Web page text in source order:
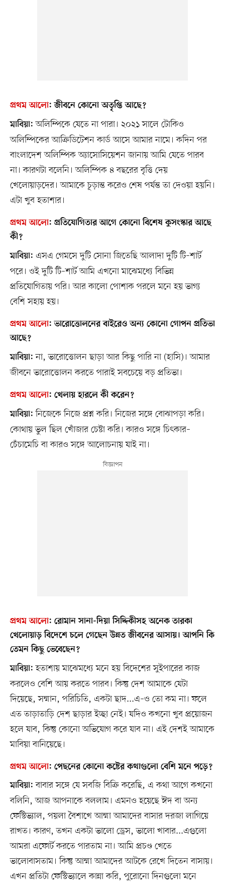
প্রথম আলো:জীবনে কোনো অতৃপ্তি আছে?
মাবিয়া: অলিম্পিকে যেতে না পারা। ২০২১ সালে টোকিও
অলিম্পিকের আক্রিডিটেশন কার্ড আসে আমার নামে। কদিন পর
বাংলাদেশ অলিম্পিক অ্যাসোসিয়েশন জানায় আমি যেতে পারব
না। কারণটা বলেনি। অলিম্পিক ৪ বছরের বৃত্তি দেয়
খেলোয়াড়দের। আমাকে চূড়ান্ত করেও শেষ পর্যন্ত তা দেওয়া হয়নি।
এটা খুব হতাশার।
প্রথম আলো: প্রতিযোগিতার আগে কোনো বিশেষ কুসংস্কার আছে
কী?
মাবিয়া: এসএ গেমসে দুটি সোনা জিতেছি আলাদা দুটি টি–শার্ট
পরে। ওই দুটি টি–শার্ট আমি এখনো মাঝেমধ্যে বিভিন্ন
প্রতিযোগিতায় পরি। আর কালো পোশাক পরলে মনে হয় ভাগ্য
বেশি সহায় হয়।
প্রথম আলো:ভারোত্তোলনের বাইরেও অন্য কোনো গোপন প্রতিভা
আছে?
মাবিয়া: না, ভারোত্তোলন ছাড়া আর কিছু পারি না (হাসি)। আমার
জীবনে ভারোত্তোলন করতে পারাই সবচেয়ে বড় প্রতিভা।
প্রথম আলো: খেলায় হারলে কী করেন?
মাবিয়া: নিজেকে নিজে প্রশ্ন করি। নিজের সঙ্গে বোঝাপড়া করি।
কোথায় ভুল ছিল খোঁজার চেষ্টা করি। কারও সঙ্গে চিৎকার–
চেঁচামেচি বা কারও সঙ্গে আলোচনায় যাই না।
প্রথম আলো: রোমান সানা-দিয়া সিদ্দিকীসহ অনেক তারকা
খেলোয়াড় বিদেশে চলে গেছেন উন্নত জীবনের আসায়। আপনি কি
তেমন কিছু ভেবেছেন?
মাবিয়া: হতাশায় মাঝেমধ্যে মনে হয় বিদেশের সুইপারের কাজ
করলেও বেশি আয় করতে পারব। কিন্তু দেশ আমাকে যেটা
দিয়েছে, সম্মান, পরিচিতি, একটা ছাদ...এ–ও তো কম না। ফলে
এত তাড়াতাড়ি দেশ ছাড়ার ইচ্ছা নেই। যদিও কখনো খুব প্রয়োজন
হলে যাব, কিন্তু কোনো অভিযোগ করে যাব না। এই দেশই আমাকে
মাবিয়া বানিয়েছে।
প্রথম আলো: পেছনের কোনো কষ্টের কথাগুলো বেশি মনে পড়ে?
মাবিয়া: বাবার সঙ্গে যে সবজি বিক্রি করেছি, এ কথা আগে কখনো
বলিনি, আজ আপনাকে বললাম। এমনও হয়েছে ঈদ বা অন্য
ফেস্টিভ্যাল, পয়লা বৈশাখে আম্মা আমাদের বাসার দরজা লাগিয়ে
রাখত। কারণ, তখন একটা ভালো ড্রেস, ভালো খাবার...এগুলো
আমরা এফোর্ট করতে পারতাম না। আমি প্রচণ্ড খেতে
ভালোবাসতাম। কিন্তু আম্মা আমাদের আটকে রেখে দিতেন বাসায়।
এখন প্রতিটা ফেস্টিভ্যালে কান্না করি, পুরোনো দিনগুলো মনে